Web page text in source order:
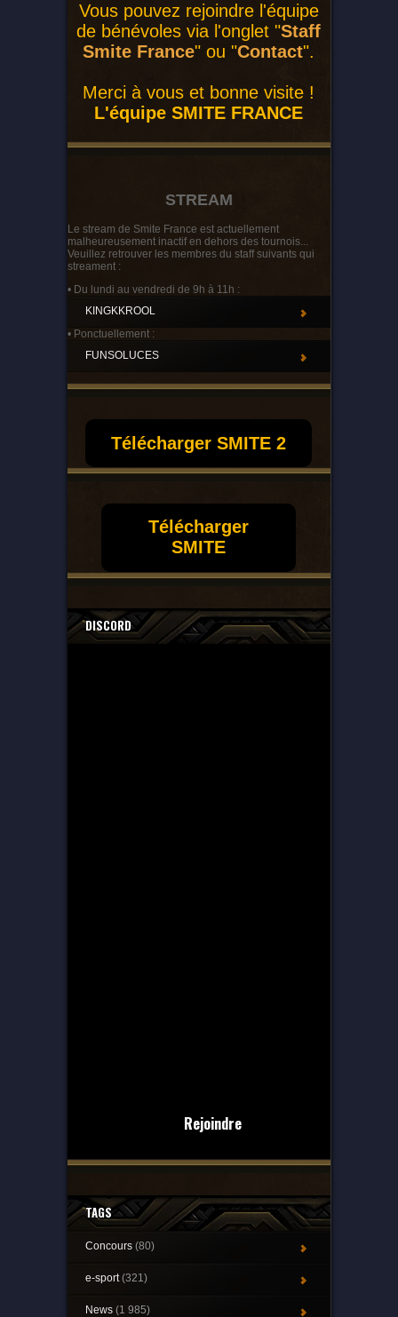
Vous pouvez rejoindre l'équipe
de bénévoles via l'onglet "Staff
Smite France" ou "Contact".
Merci à vous et bonne visite !
L'équipe SMITE FRANCE
STREAM
Le stream de Smite France est actuellement
malheureusement inactif en dehors des tournois...
Veuillez retrouver les membres du staff suivants qui
streament :
• Du lundi au vendredi de 9h à 11h :
KINGKKROOL
• Ponctuellement :
FUNSOLUCES
Télécharger SMITE 2
Télécharger
SMITE
DISCORD
Rejoindre
TAGS
Concours (80)
e-sport(321)
News (1 985)